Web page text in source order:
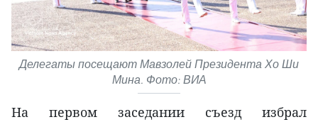
Делегаты посещают Мавзолей Президента Хо Ши
Мина. Фото: ВИА
На первом заседании съезд избрал